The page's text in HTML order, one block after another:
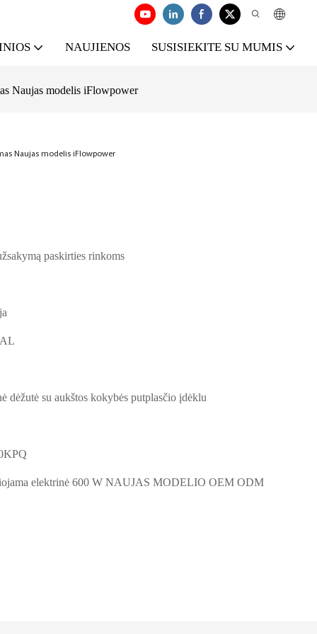
NAUJIENOS SUSISIEKITE SU MUMIS
Naujas modelis iFlowpower
Naujas modelis iFlowpower
paskirties rinkoms
dėžutė su aukštos kokybės putplasčio įdėklu
elektrinė 600 W NAUJAS MODELIO OEM ODM